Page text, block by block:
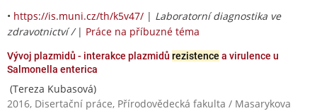
• https://is.muni.cz/th/k5v47/ | Laboratorní diagnostika ve
zdravotnictví / | Práce na příbuzné téma
Vývoj plazmidů - interakce plazmidů rezistence a virulence u
Salmonella enterica
(Tereza Kubasová)
2016, Disertační práce, Přírodovědecká fakulta / Masarykova